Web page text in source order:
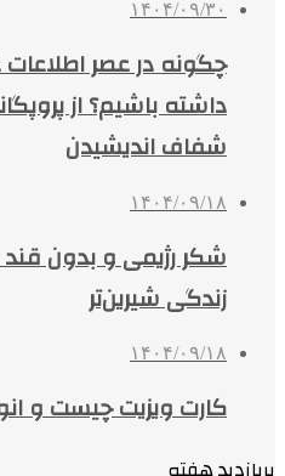
۱۴۰۴/۰۹/۳۰
چگونه در عصر
داشته باشیم؟ از
شفاف اندیشیدن
۱۴۰۴/۰۹/۱۸
شکر رژیمی و بدون
زندگی شیرین‌تر
۱۴۰۴/۰۹/۱۸
کارت ویزیت چیست و